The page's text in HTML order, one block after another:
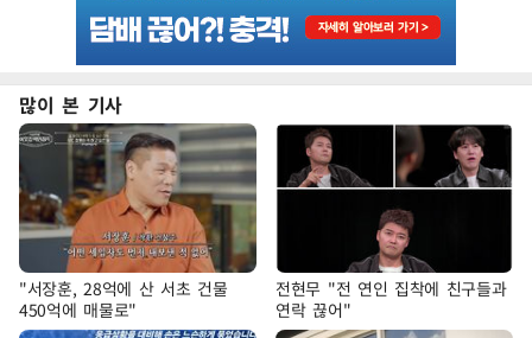
많이 본 기사
"서장훈, 28억에 산 서초 건물
450억에 매물로"
전현무 "전 연인 집착에 친구들과
연락 끊어"